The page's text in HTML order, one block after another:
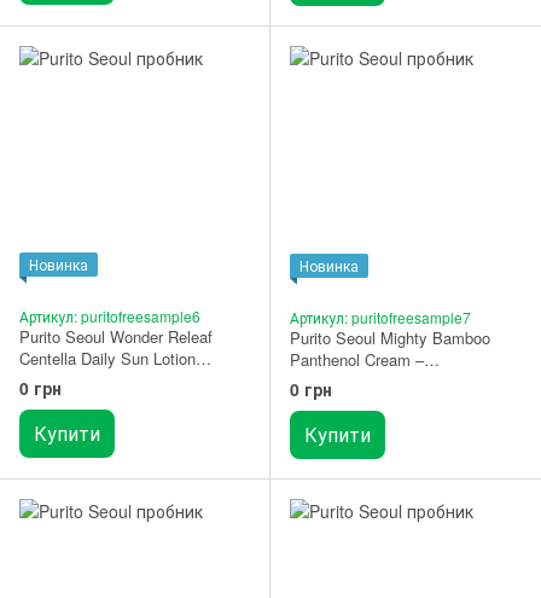
Новинка
Артикул: puritofreesample6
Purito Seoul Wonder Releaf
Centella Daily Sun Lotion
ПРОБНИК
0 грн
Купити
Новинка
Артикул: puritofreesample7
Purito Seoul Mighty Bamboo
Panthenol Cream –
відновлюючий крем з
пантенолом ПРОБНИК
0 грн
Купити